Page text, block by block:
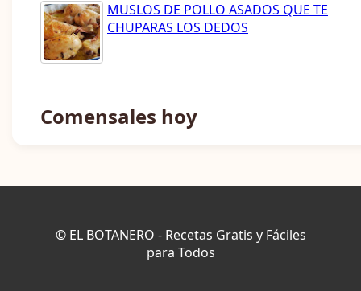
MUSLOS DE POLLO ASADOS QUE TE
CHUPARAS LOS DEDOS
Comensales hoy
© EL BOTANERO - Recetas Gratis y Fáciles
para Todos